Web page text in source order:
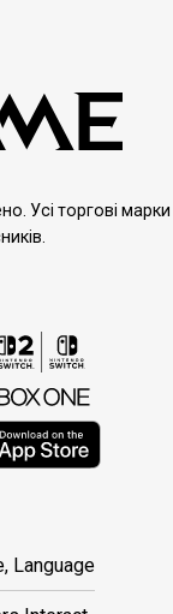
Усі торгові марки
Language